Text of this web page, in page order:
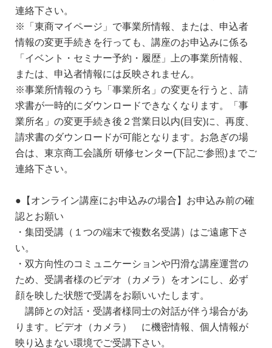
連絡下さい。
※「東商マイページ」で事業所情報、または、申込者
情報の変更手続きを行っても、講座のお申込みに係る
「イベント・セミナー予約・履歴」上の事業所情報、
または、申込者情報には反映されません。
※事業所情報のうち「事業所名」の変更を行うと、請
求書が一時的にダウンロードできなくなります。「事
業所名」の変更手続き後２営業日以内(目安)に、再度、
請求書のダウンロードが可能となります。お急ぎの場
合は、東京商工会議所 研修センター(下記ご参照)までご
連絡下さい。
●【オンライン講座にお申込みの場合】お申込み前の確
認とお願い
・集団受講（１つの端末で複数名受講）はご遠慮下さ
い。
・双方向性のコミュニケーションや円滑な講座運営の
ため、受講者様のビデオ（カメラ）をオンにし、必ず
顔を映した状態で受講をお願いいたします。
講師との対話・受講者様同士の対話が伴う場合があ
ります。ビデオ（カメラ） に機密情報、個人情報が
映り込まない環境でご受講下さい。